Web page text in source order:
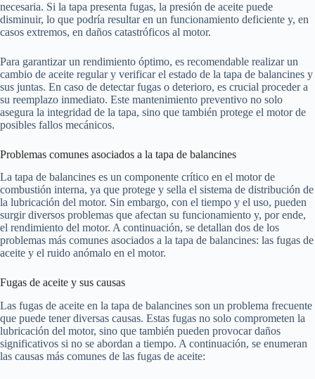
necesaria. Si la tapa presenta fugas, la presión de aceite puede
disminuir, lo que podría resultar en un funcionamiento deficiente y, en
casos extremos, en daños catastróficos al motor.
Para garantizar un rendimiento óptimo, es recomendable realizar un
cambio de aceite regular y verificar el estado de la tapa de balancines y
sus juntas. En caso de detectar fugas o deterioro, es crucial proceder a
su reemplazo inmediato. Este mantenimiento preventivo no solo
asegura la integridad de la tapa, sino que también protege el motor de
posibles fallos mecánicos.
Problemas comunes asociados a la tapa de balancines
La tapa de balancines es un componente crítico en el motor de
combustión interna, ya que protege y sella el sistema de distribución de
la lubricación del motor. Sin embargo, con el tiempo y el uso, pueden
surgir diversos problemas que afectan su funcionamiento y, por ende,
el rendimiento del motor. A continuación, se detallan dos de los
problemas más comunes asociados a la tapa de balancines: las fugas de
aceite y el ruido anómalo en el motor.
Fugas de aceite y sus causas
Las fugas de aceite en la tapa de balancines son un problema frecuente
que puede tener diversas causas. Estas fugas no solo comprometen la
lubricación del motor, sino que también pueden provocar daños
significativos si no se abordan a tiempo. A continuación, se enumeran
las causas más comunes de las fugas de aceite: